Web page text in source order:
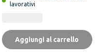
lavorativi
Aggiungi al carrello